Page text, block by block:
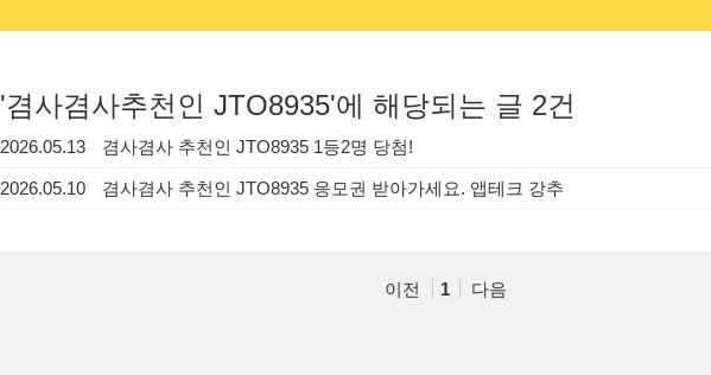
'겸사겸사추천인 JTO8935'에 해당되는 글 2건
2026.05.13 겸사겸사 추천인 JTO8935 1등2명 당첨!
2026.05.10 겸사겸사 추천인 JTO8935 응모권 받아가세요. 앱테크 강추
이전 1 다음